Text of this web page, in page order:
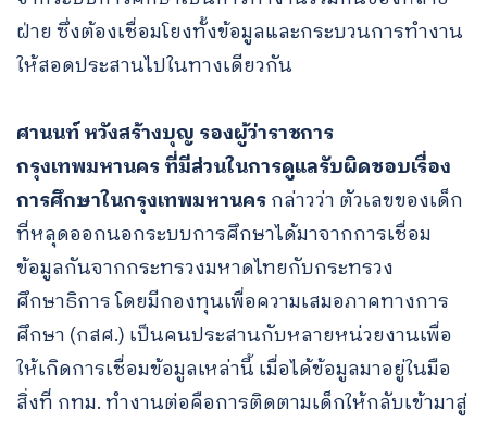
ฝ่าย ซึ่งต้องเชื่อมโยงทั้งข้อมูลและกระบวนการทำงาน
ให้สอดประสานไปในทางเดียวกัน
ศานนท์ หวังสร้างบุญ รองผู้ว่าราชการ
กรุงเทพมหานคร ที่มีส่วนในการดูแลรับผิดชอบเรื่อง
การศึกษาในกรุงเทพมหานครกล่าวว่า ตัวเลขของเด็ก
ที่หลุดออกนอกระบบการศึกษาได้มาจากการเชื่อม
ข้อมูลกันจากกระทรวงมหาดไทยกับกระทรวง
ศึกษาธิการ โดยมีกองทุนเพื่อความเสมอภาคทางการ
ศึกษา (กสศ.) เป็นคนประสานกับหลายหน่วยงานเพื่อ
ให้เกิดการเชื่อมข้อมูลเหล่านี้ เมื่อได้ข้อมูลมาอยู่ในมือ
สิ่งที่ กทม. ทำงานต่อคือการติดตามเด็กให้กลับเข้ามาสู่